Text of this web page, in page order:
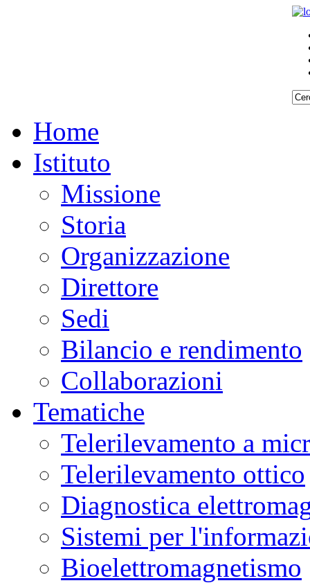
Home
Istituto
Missione
Storia
Organizzazione
Direttore
Sedi
Bilancio e rendimento
Collaborazioni
Tematiche
Telerilevamento a
Telerilevamento ottico
Diagnostica
Sistemi per
Bioelettromagnetismo